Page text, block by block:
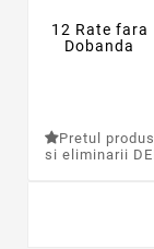
12 Rate fara
Dobanda
Pretul
si eliminarii